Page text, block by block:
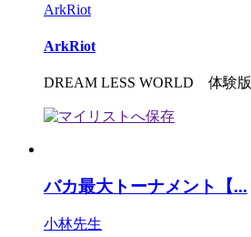
ArkRiot
ArkRiot
DREAM LESS WORLD 体験版
バカ最大トーナメント【...
小林先生